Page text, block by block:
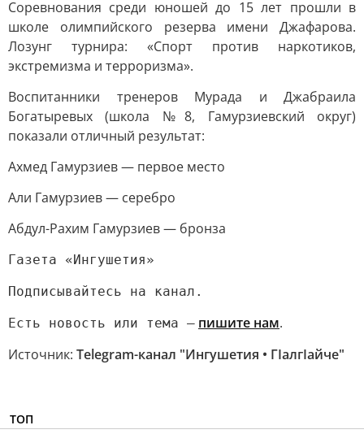
Соревнования среди юношей до 15 лет прошли в
школе олимпийского резерва имени Джафарова.
Лозунг турнира: «Спорт против наркотиков,
экстремизма и терроризма».
Воспитанники тренеров Мурада и Джабраила
Богатыревых (школа №8, Гамурзиевский округ)
показали отличный результат:
Ахмед Гамурзиев — первое место
Али Гамурзиев — серебро
Абдул-Рахим Гамурзиев — бронза
Газета «Ингушетия»
Подписывайтесь на канал.
Есть новость или тема — пишите нам.
Источник: Telegram-канал "Ингушетия • ГIалгIайче"
ТОП